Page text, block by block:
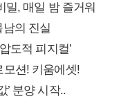
밀, 매일 밤 즐거워
의 진실
도적 피지컬’
모션! 키움에셋!
’ 분양 시작..